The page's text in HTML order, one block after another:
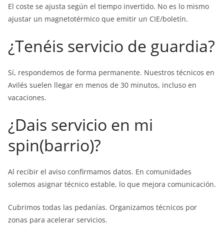
El coste se ajusta según el tiempo invertido. No es lo mismo
ajustar un magnetotérmico que emitir un CIE/boletín.
¿Tenéis servicio de guardia?
Sí, respondemos de forma permanente. Nuestros técnicos en
Avilés suelen llegar en menos de 30 minutos, incluso en
vacaciones.
¿Dais servicio en mi
spin(barrio)?
Al recibir el aviso confirmamos datos. En comunidades
solemos asignar técnico estable, lo que mejora comunicación.
Cubrimos todas las pedanías. Organizamos técnicos por
zonas para acelerar servicios.